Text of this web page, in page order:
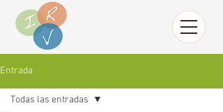
Entrada
Todas las entradas